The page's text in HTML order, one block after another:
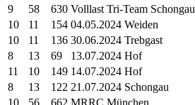
9
58 630 Volllast Tri-Team Schongau
10
11 154 04.05.2024 Weiden
10
11 136 30.06.2024 Trebgast
8
13 69
13.07.2024 Hof
11
10 149 14.07.2024 Hof
8
13 122 21.07.2024 Schongau
10
56 662 MRRC München